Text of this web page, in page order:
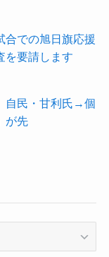
合での旭日旗応援
要請します
自民・甘利氏→個
が先